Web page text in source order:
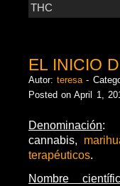
THC
EL INICIO
Autor:teresa-
Posted on April 1,
Denominación:
cannabis,
terapéuticos.
Nombre